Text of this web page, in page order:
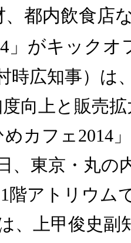
、都内飲食店
」がキックオ
時広知事）は
向上と販売
めカフェ2014
、東京・丸の
1階アトリウム
、上甲俊史副